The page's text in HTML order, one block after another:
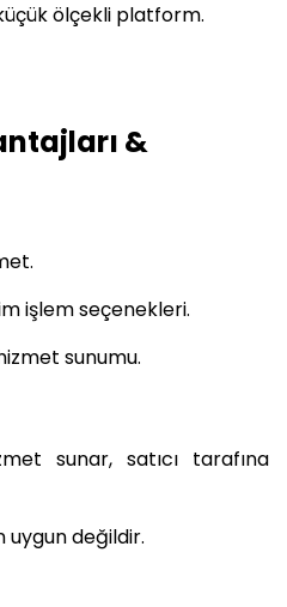
ölçekli platform.
&
işlem seçenekleri.
sunumu.
sunar, satıcı tarafına
uygun değildir.